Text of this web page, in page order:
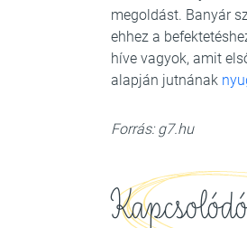
megoldást. Banyár
ehhez a
híve vagyok, amit
alapján jutnának
Forrás: g7.hu